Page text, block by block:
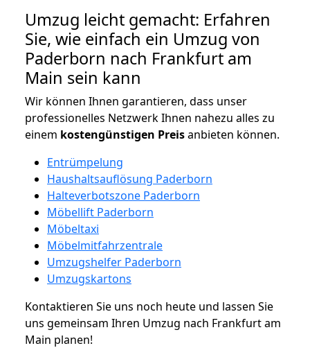
Umzug leicht gemacht: Erfahren
Sie, wie einfach ein Umzug von
Paderborn nach Frankfurt am
Main sein kann
Wir können Ihnen garantieren, dass unser
professionelles Netzwerk Ihnen nahezu alles zu
einem kostengünstigen Preisanbieten können.
Entrümpelung
Haushaltsauflösung Paderborn
Halteverbotszone Paderborn
Möbellift Paderborn
Möbeltaxi
Möbelmitfahrzentrale
Umzugshelfer Paderborn
Umzugskartons
Kontaktieren Sie uns noch heute und lassen Sie
uns gemeinsam Ihren Umzug nach Frankfurt am
Main planen!